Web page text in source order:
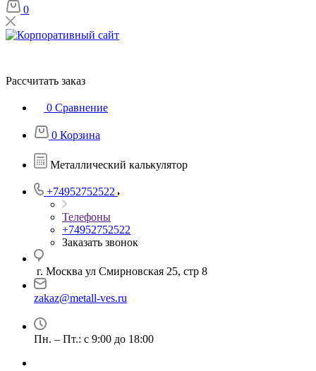
0
Рассчитать заказ
0 Сравнение
0 Корзина
Металлический калькулятор
+74952752522
Телефоны
+74952752522
Заказать звонок
г. Москва ул Смирновская 25, стр 8
zakaz@metall-ves.ru
Пн. – Пт.: с 9:00 до 18:00